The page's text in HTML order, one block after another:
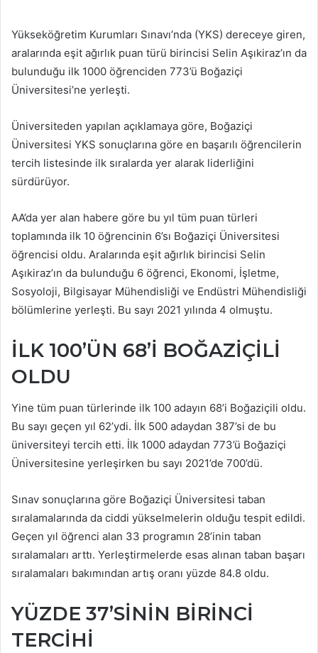
Yükseköğretim Kurumları Sınavı’nda (YKS) dereceye giren,
aralarında eşit ağırlık puan türü birincisi Selin Aşıkiraz’ın da
bulunduğu ilk 1000 öğrenciden 773’ü Boğaziçi
Üniversitesi’ne yerleşti.
Üniversiteden yapılan açıklamaya göre, Boğaziçi
Üniversitesi YKS sonuçlarına göre en başarılı öğrencilerin
tercih listesinde ilk sıralarda yer alarak liderliğini
sürdürüyor.
AA’da yer alan habere göre bu yıl tüm puan türleri
toplamında ilk 10 öğrencinin 6’sı Boğaziçi Üniversitesi
öğrencisi oldu. Aralarında eşit ağırlık birincisi Selin
Aşıkiraz’ın da bulunduğu 6 öğrenci, Ekonomi, İşletme,
Sosyoloji, Bilgisayar Mühendisliği ve Endüstri Mühendisliği
bölümlerine yerleşti. Bu sayı 2021 yılında 4 olmuştu.
İLK 100’ÜN 68’İ BOĞAZİÇİLİ
OLDU
Yine tüm puan türlerinde ilk 100 adayın 68’i Boğaziçili oldu.
Bu sayı geçen yıl 62’ydi. İlk 500 adaydan 387’si de bu
üniversiteyi tercih etti. İlk 1000 adaydan 773’ü Boğaziçi
Üniversitesine yerleşirken bu sayı 2021’de 700’dü.
Sınav sonuçlarına göre Boğaziçi Üniversitesi taban
sıralamalarında da ciddi yükselmelerin olduğu tespit edildi.
Geçen yıl öğrenci alan 33 programın 28’inin taban
sıralamaları arttı. Yerleştirmelerde esas alınan taban başarı
sıralamaları bakımından artış oranı yüzde 84.8 oldu.
YÜZDE 37’SİNİN BİRİNCİ
TERCİHİ